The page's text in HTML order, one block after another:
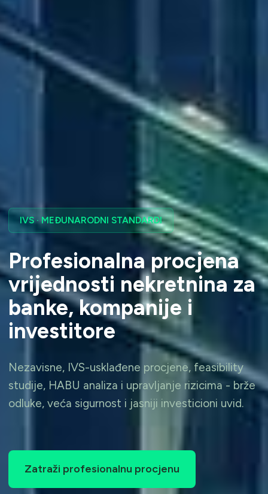
IVS · MEĐUNARODNI STANDARDI
Profesionalna procjena
vrijednosti nekretnina za
banke, kompanije i
investitore
Nezavisne, IVS-usklađene procjene, feasibility
studije, HABU analiza i upravljanje rizicima - brže
odluke, veća sigurnost i jasniji investicioni uvid.
Zatraži profesionalnu procjenu